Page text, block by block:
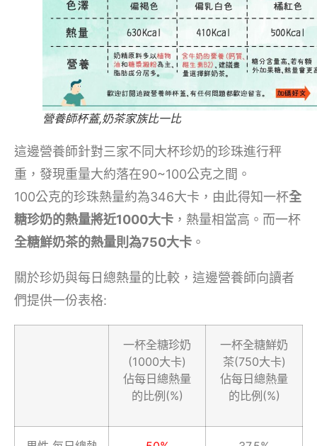
營養師杯蓋,奶茶家族比一比
這邊營養師針對三家不同大杯珍奶的珍珠進行秤
重，發現重量大約落在90~100公克之間。
100公克的珍珠熱量約為346大卡，由此得知一杯全
糖珍奶的熱量將近1000大卡 ，熱量相當高。而一杯
全糖鮮奶茶的熱量則為750大卡 。
關於珍奶與每日總熱量的比較，這邊營養師向讀者
們提供一份表格:
一杯全糖珍奶
(1000大卡)
佔每日總熱量
的比例(%)
一杯全糖鮮奶
茶(750大卡)
佔每日總熱量
的比例(%)